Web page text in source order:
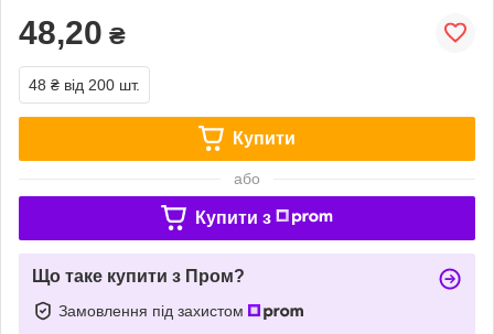
48,20 ₴
48 ₴ від 200 шт.
Купити
або
Купити з
Що таке купити з Пром?
Замовлення під захистом